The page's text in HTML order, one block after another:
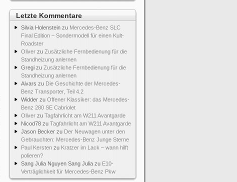
Letzte Kommentare
Silvia Holenstein zu Mercedes-Benz SLC
Final Edition – Sondermodell für einen Kult-
Roadster
Oliver zu Zusätzliche Fernbedienung für die
Standheizung anlernen
Gregi zu Zusätzliche Fernbedienung für die
Standheizung anlernen
Aivars zu Die Geschichte der Mercedes-
Benz Transporter, Teil 4.2
Widder zu Offener Klassiker: das Mercedes-
Benz 280 SE Cabriolet
Oliver zu Tagfahrlicht am W211 Avantgarde
Nicod78 zu Tagfahrlicht am W211 Avantgarde
Jason Becker zu Der Neuwagen unter den
Gebrauchten: Mercedes-Benz Junge Sterne
Paul Kersten zu Kratzer im Lack – wann hilft
polieren?
Sang Julia Nguyen Sang Julia zu E10-
Verträglichkeit für Mercedes-Benz Pkw